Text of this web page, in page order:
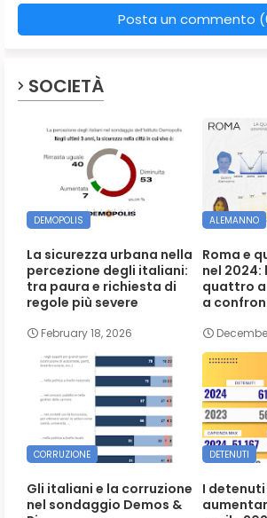
Posta un commento
SOCIETÀ
DEMOPOLIS
La sicurezza urbana nella
percezione degli italiani:
tra paura e richiesta di
regole più severe
February 18, 2026
ALEMANNO
Roma e
nel 2024:
quattro
a
CORRUZIONE
Gli italiani e la corruzione
nel sondaggio Demos &
DETENUTI
I